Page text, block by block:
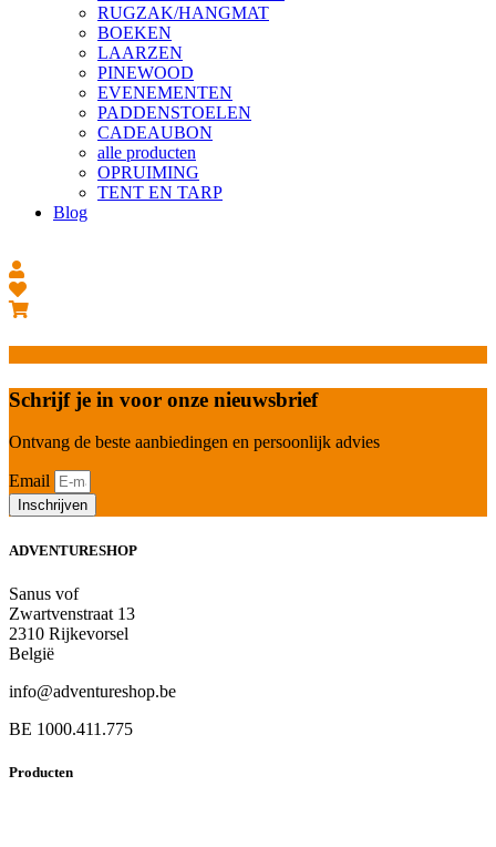
RUGZAK/HANGMAT
BOEKEN
LAARZEN
PINEWOOD
EVENEMENTEN
PADDENSTOELEN
CADEAUBON
alle producten
OPRUIMING
TENT EN TARP
Blog
Schrijf je in voor onze nieuwsbrief
Ontvang de beste aanbiedingen en persoonlijk advies
Email
Inschrijven
ADVENTURESHOP
Sanus vof
Zwartvenstraat 13
2310 Rijkevorsel
België
info@adventureshop.be
BE 1000.411.775
Producten